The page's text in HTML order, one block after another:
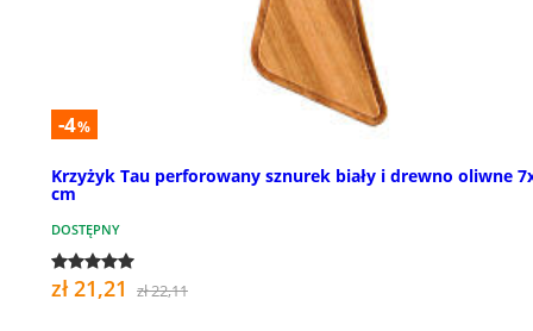
-4%
Krzyżyk Tau perforowany sznurek biały i drewno oliwne
cm
DOSTĘPNY
zł 21,21 zł 22,11